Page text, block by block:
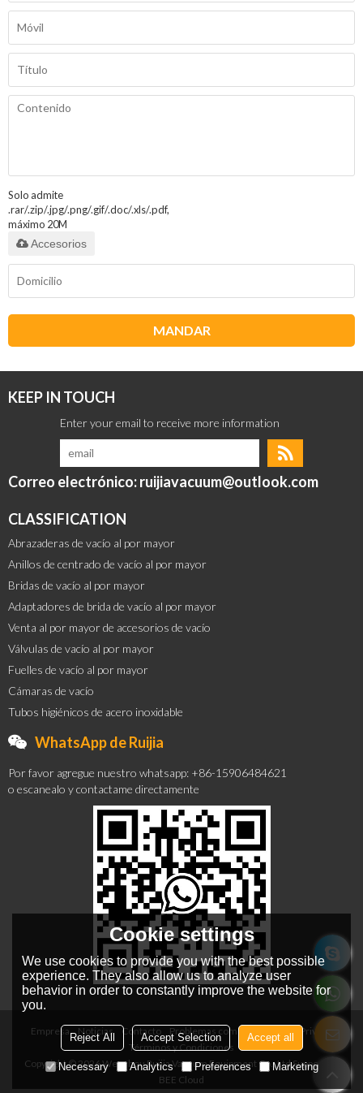
Solo admite
.rar/.zip/.jpg/.png/.gif/.doc/.xls/.pdf,
máximo 20M
Accesorios
MANDAR
KEEP IN TOUCH
Correo electrónico: ruijiavacuum@outlook.com
CLASSIFICATION
Abrazaderas de vacío al por mayor
Anillos de centrado de vacío al por mayor
Bridas de vacío al por mayor
Adaptadores de brida de vacío al por mayor
Venta al por mayor de accesorios de vacío
Válvulas de vacío al por mayor
Fuelles de vacío al por mayor
Cámaras de vacío
Tubos higiénicos de acero inoxidable
WhatsApp de Ruijia
Por favor agregue nuestro whatsapp: +86-15906484621
o escanealo y contactame directamente
Empresa Noticias Contacto Problemas comunes
Noticia Privada
Términos y Condiciones
Copyright © 2026Wenzhou Ruijia Vacuum Equipment Co., LtdSupport By
BEE Cloud
Cookie settings
We use cookies to provide you with the best possible
experience. They also allow us to analyze user
behavior in order to constantly improve the website for
you.
Reject All Accept Selection Accept all
Necessary Analytics Preferences Marketing